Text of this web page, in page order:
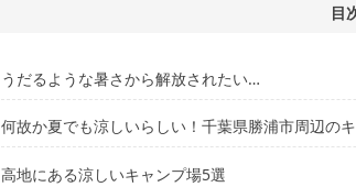
目
うだるような暑さから解放されたい…
何故か夏でも涼しいらしい！千葉県勝浦市周辺の
1｜TAKIVILLAGE【千葉県いすみ市】
高地にある涼しいキャンプ場5選